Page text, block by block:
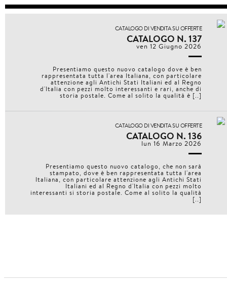
CATALOGO DI VENDITA SU OFFERTE
CATALOGO N. 137
ven 12 Giugno 2026
Presentiamo questo nuovo catalogo dove è ben
rappresentata tutta l'area Italiana, con particolare
attenzione agli Antichi Stati Italiani ed al Regno
d'Italia con pezzi molto interessanti e rari, anche di
storia postale. Come al solito la qualità è [..]
CATALOGO DI VENDITA SU OFFERTE
CATALOGO N. 136
lun 16 Marzo 2026
Presentiamo questo nuovo catalogo, che non sarà
stampato, dove è ben rappresentata tutta l'area
Italiana, con particolare attenzione agli Antichi Stati
Italiani ed al Regno d'Italia con pezzi molto
interessanti si storia postale. Come al solito la qualità
[..]